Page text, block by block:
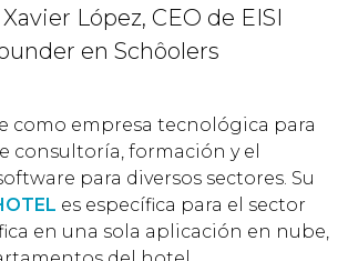
López, CEO de EISI
en Schôolers
como empresa tecnológica para
consultoría, formación y el
para diversos sectores. Su
es específica para el sector
en una sola aplicación en nube,